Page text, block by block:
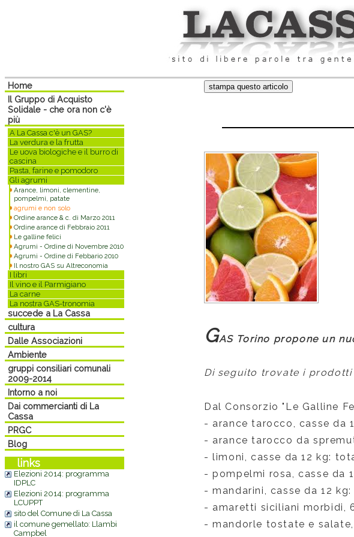
Home
Il Gruppo di Acquisto
Solidale - che ora non c'è
più
A La Cassa c'è un GAS?
La verdura e la frutta
Le uova biologiche e il burro di
cascina
Pasta, farine e pomodoro
Gli agrumi
Arance, limoni, clementine,
pompelmi, patate
agrumi e non solo
Ordine arance & c. di Marzo 2011
Ordine arance di Febbraio 2011
Le galline felici
Agrumi - Ordine di Novembre 2010
Agrumi - Ordine di Febbario 2010
Il nostro GAS su Altreconomia
I libri
Il vino e il Parmigiano
La carne
La nostra GAS-tronomia
succede a La Cassa
cultura
Dalle Associazioni
Ambiente
gruppi consiliari comunali
2009-2014
Intorno a noi
Dai commercianti di La
Cassa
PRGC
Blog
links
Elezioni 2014: programma
IDPLC
Elezioni 2014: programma
LCUPPT
sito del Comune di La Cassa
il comune gemellato: Llambi
Campbel
GAS Torino propone un
Di seguito trovate i
Dal Consorzio "Le Galline
- arance tarocco, casse da
- arance tarocco da
- limoni, casse da 12 kg:
- pompelmi rosa, casse da
- mandarini, casse da 12
- amaretti siciliani morbidi,
- mandorle tostate e